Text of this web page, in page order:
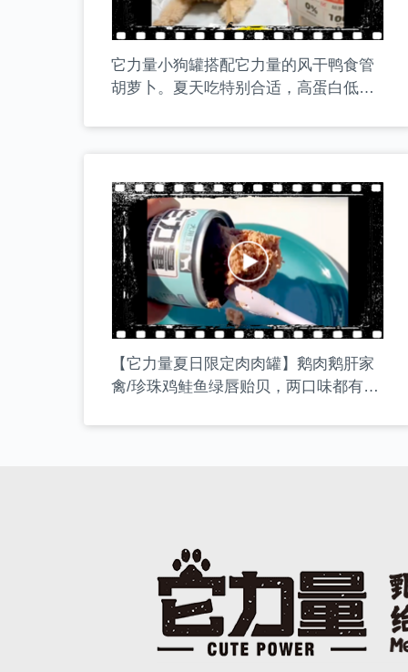
它力量小狗罐搭配它力量的风干鸭食管
胡萝卜。夏天吃特别合适，高蛋白低
【它力量夏日限定肉肉罐】鹅肉鹅肝家
禽/珍珠鸡鲑鱼绿唇贻贝，两口味都有高
列的高性价比和高适口性